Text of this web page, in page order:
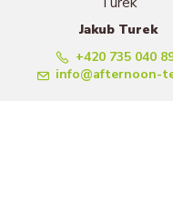
Jakub Turek
+420 735 040
info@afternoon-